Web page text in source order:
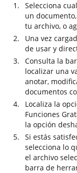
Selecciona
un
tu archivo, o
Una vez
de usar y
Consulta la
localizar una
anotar,
documentos
Localiza la
Funciones
la opción
Si estás
selecciona lo
el archivo
barra de